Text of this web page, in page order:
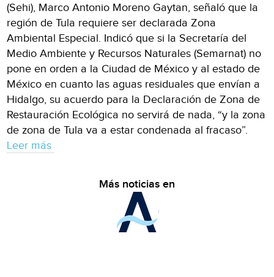
(Sehi), Marco Antonio Moreno Gaytan, señaló que la
región de Tula requiere ser declarada Zona
Ambiental Especial. Indicó que si la Secretaría del
Medio Ambiente y Recursos Naturales (Semarnat) no
pone en orden a la Ciudad de México y al estado de
México en cuanto las aguas residuales que envían a
Hidalgo, su acuerdo para la Declaración de Zona de
Restauración Ecológica no servirá de nada, “y la zona
de zona de Tula va a estar condenada al fracaso”.
Leer más
Más noticias en